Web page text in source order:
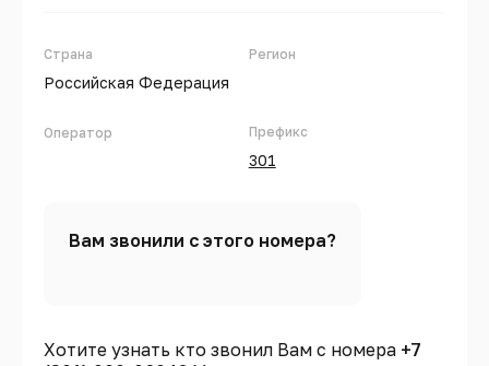
Страна
Российская Федерация
Оператор
Регион
Префикс
301
Вам звонили с этого номера?
Хотите узнать кто звонил Вам с номера +7